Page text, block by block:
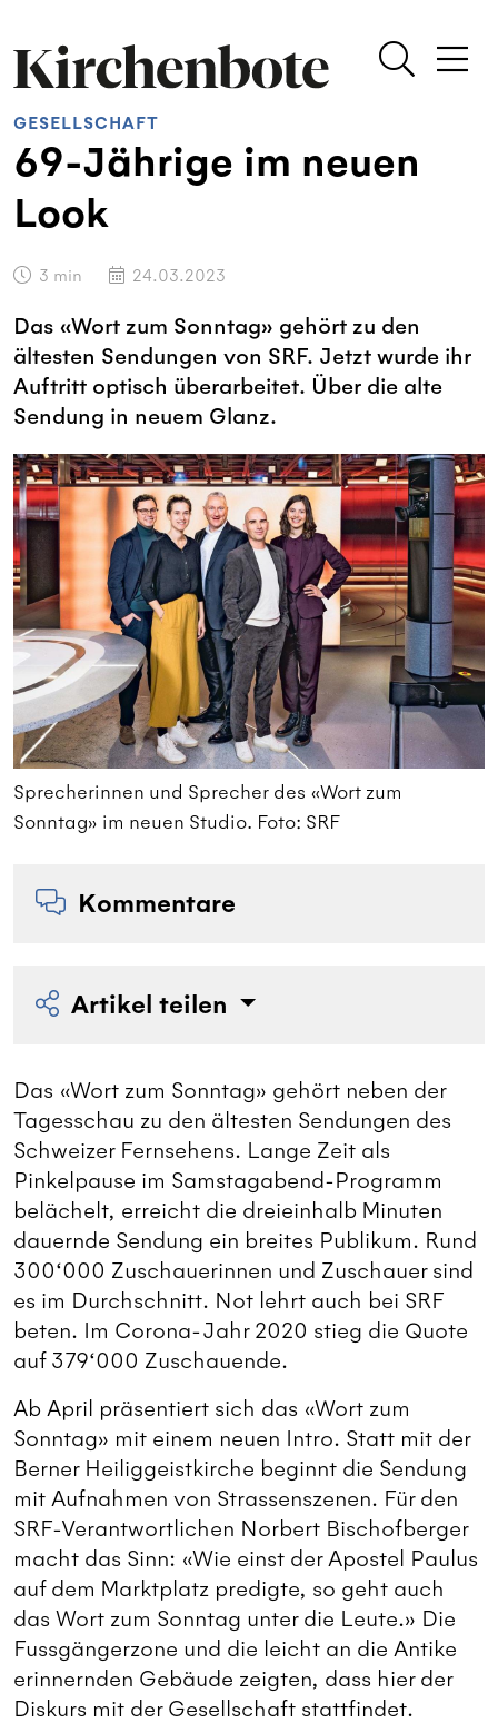
GESELLSCHAFT
69-Jährige im neuen
Look
3 min 24.03.2023
Das «Wort zum Sonntag» gehört zu den
ältesten Sendungen von SRF. Jetzt wurde ihr
Auftritt optisch überarbeitet. Über die alte
Sendung in neuem Glanz.
Sprecherinnen und Sprecher des «Wort zum
Sonntag» im neuen Studio. Foto: SRF
Kommentare
Artikel teilen
Das «Wort zum Sonntag» gehört neben der
Tagesschau zu den ältesten Sendungen des
Schweizer Fernsehens. Lange Zeit als
Pinkelpause im Samstagabend-Programm
belächelt, erreicht die dreieinhalb Minuten
dauernde Sendung ein breites Publikum. Rund
300‘000 Zuschauerinnen und Zuschauer sind
es im Durchschnitt. Not lehrt auch bei SRF
beten. Im Corona-Jahr 2020 stieg die Quote
auf 379‘000 Zuschauende.
Ab April präsentiert sich das «Wort zum
Sonntag» mit einem neuen Intro. Statt mit der
Berner Heiliggeistkirche beginnt die Sendung
mit Aufnahmen von Strassenszenen. Für den
SRF-Verantwortlichen Norbert Bischofberger
macht das Sinn: «Wie einst der Apostel Paulus
auf dem Marktplatz predigte, so geht auch
das Wort zum Sonntag unter die Leute.» Die
Fussgängerzone und die leicht an die Antike
erinnernden Gebäude zeigten, dass hier der
Diskurs mit der Gesellschaft stattfindet.